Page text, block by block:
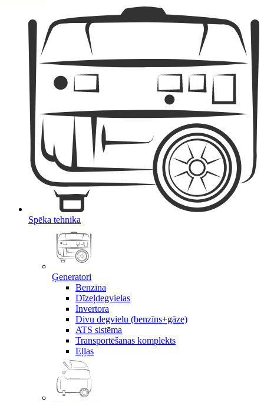
Spēka tehnika
Ģeneratori
Benzīna
Dīzeļdegvielas
Invertora
Divu degvielu (benzīns+gāze)
ATS sistēma
Transportēšanas komplekts
Eļļas